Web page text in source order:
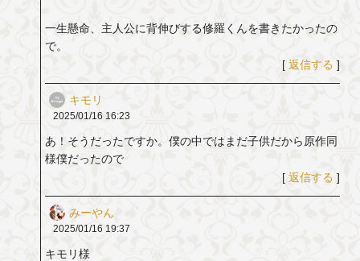
一生懸命、主人公に背伸びする修羅くんを書きたかったの
で。
[ 返信する ]
キモリ
2025/01/16 16:23
あ！そうだったですか。僕の中ではまだ子供だから原作同
様僕だったので
[ 返信する ]
みーやん
2025/01/16 19:37
キモリ様